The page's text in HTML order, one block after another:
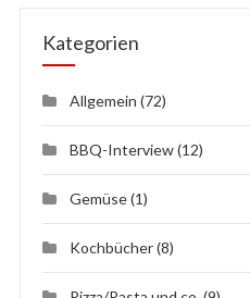
Kategorien
Allgemein (72)
BBQ-Interview(12)
Gemüse(1)
Kochbücher(8)